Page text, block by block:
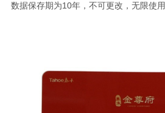
数据保存期为10年，不可更改，无限使用